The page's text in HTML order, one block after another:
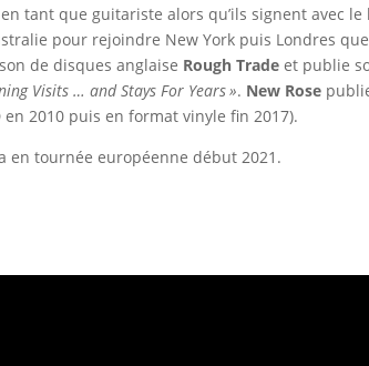
tant que guitariste alors qu’ils signent avec le
pour rejoindre New York puis Londres
de disques anglaise Rough Tradeet publie
Visits … and Stays For Years ». New Rose
2010 puis en format vinyle fin 2017).
en tournée européenne début 2021.